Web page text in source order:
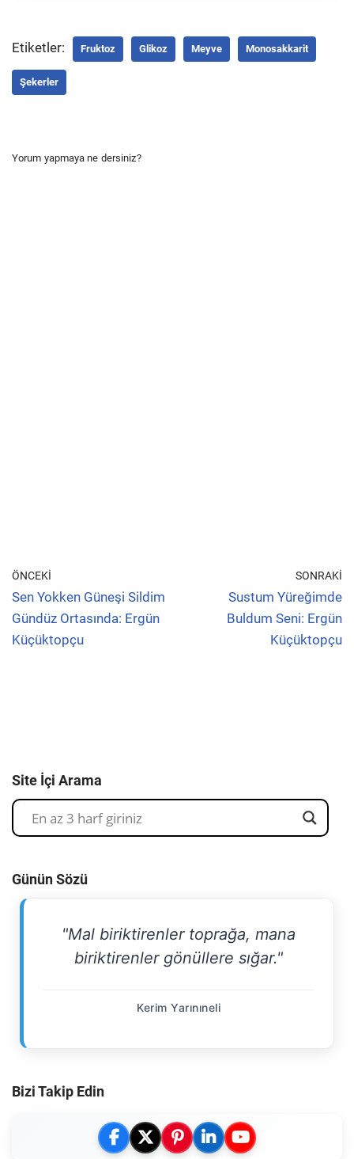
Etiketler: Fruktoz Glikoz Meyve Monosakkarit
Şekerler
Yorum yapmaya ne dersiniz?
ÖNCEKI
Sen Yokken Güneşi Sildim
Gündüz Ortasında: Ergün
Küçüktopçu
SONRAKI
Sustum Yüreğimde
Buldum Seni: Ergün
Küçüktopçu
Site İçi Arama
Günün Sözü
"Mal biriktirenler toprağa, mana
biriktirenler gönüllere sığar."
Kerim Yarınıneli
Bizi Takip Edin